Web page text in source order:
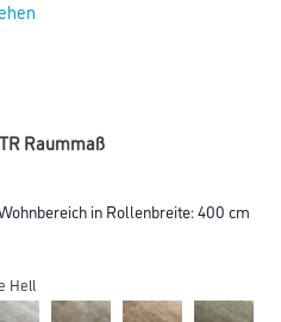
Raummaß
in Rollenbreite: 400 cm
Hell